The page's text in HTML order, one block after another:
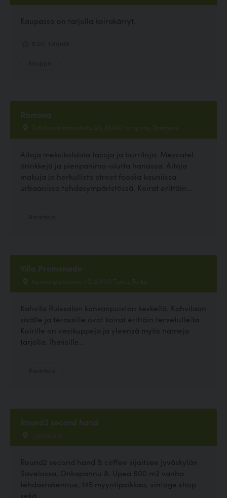
Kaupassa on tarjolla koirakärryt.
Ramona
Tehdaskartanonkatu 36, 33400 tampere, Tampere
Aitoja meksikolaisia tacoja ja burritoja. Mezcatel
drinkkejä ja pienpanimo-olutta hanassa. Aitoja
makuja ja herkullista street foodia kauniissa
urbaanissa tehdasympäristössä. Koirat erittäin...
Villa Promenade
Kansanpuistontie 76, 20100 Turku, Turku
Kahvila Ruissalon kansanpuiston keskellä. Kahvilaan
sisälle ja terassille ovat koirat erittäin tervetulleita.
Koirille on vesikuppeja ja yleensä myös nameja
tarjolla. Ihmisille...
Round2 second hand
, Jyväskylä
Round2 second hand & coffee sijaitsee Jyväskylän
Savelassa, Onkapannu 8. Upea 600 m2 vanha
tehdasrakennus, 145 myyntipaikkaa, vintage shop
sekä...